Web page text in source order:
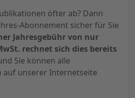
öfter ab? Dann
Abonnement sicher für Sie
Jahresgebühr von nur
rechnet sich dies bereits
Sie können alle
unserer Internetseite